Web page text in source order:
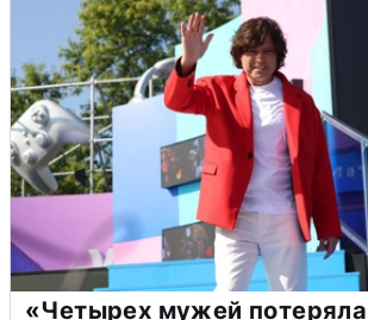
«Четырех мужей